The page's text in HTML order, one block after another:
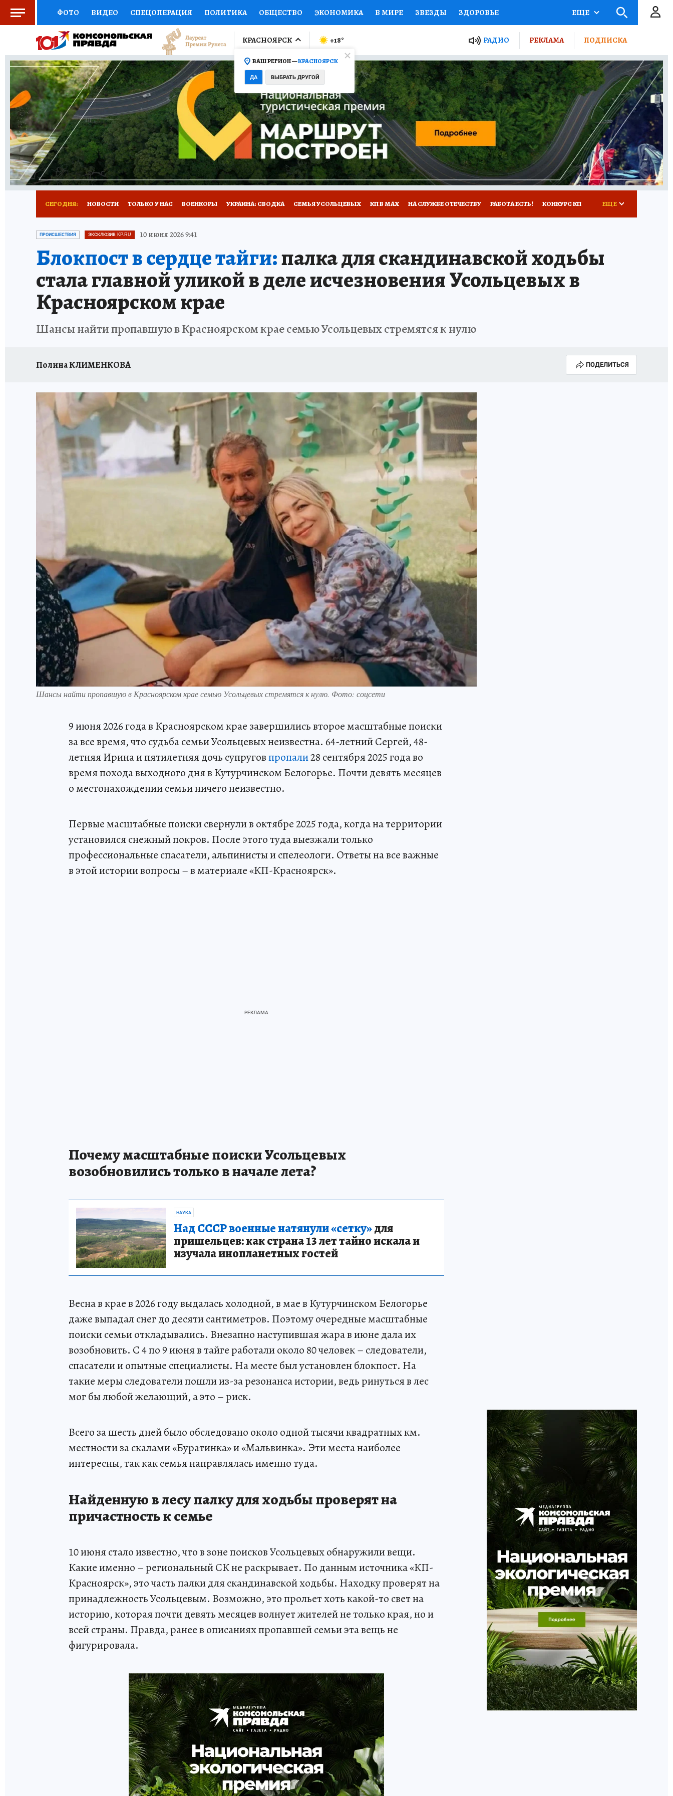
ФОТО ВИДЕО СПЕЦОПЕРАЦИЯ ПОЛИТИКА ОБЩЕСТВО ЭКОНОМИКА В МИРЕ ЗВЕЗДЫ ЗДОРОВЬЕ
СОЦПОДДЕРЖКА НАУКА СПОРТ КОЛУМНИСТЫ ПРОИСШЕСТВИЯ НАЦИОНАЛЬНЫЕ ПРОЕКТЫ РОССИИ
ВЫБОР ЭКСПЕРТОВ ДОКТОР ФИНАНСЫ ОТКРЫВАЕМ МИР Я ЗНАЮ СЕМЬЯ ЖЕНСКИЕ СЕКРЕТЫ ПУТЕВОДИТЕЛЬ
КНИЖНАЯ ПОЛКА ПРОГНОЗЫ НА СПОРТ ПРОМОКОДЫ СЕРИАЛЫ СПЕЦПРОЕКТЫ ДЕФИЦИТ ЖЕЛЕЗА ТУРИЗМ
ПРЕСС-ЦЕНТР НЕДВИЖИМОСТЬ ТЕЛЕВИЗОР КОЛЛЕКЦИИ КОНКУРСЫ РАБОТА У НАС ГИД ПОТРЕБИТЕЛЯ ВСЕ О КП
РАДИО КП РЕКЛАМА ТЕСТЫ НОВОЕ НА САЙТЕ
ЕЩЕ
КРАСНОЯРСК
ВАШ РЕГИОН —КРАСНОЯРСК
ДА ВЫБРАТЬ ДРУГОЙ
+18° РАДИО РЕКЛАМА ПОДПИСКА
СЕГОДНЯ: НОВОСТИ ТОЛЬКО У НАС ВОЕНКОРЫ УКРАИНА: СВОДКА СЕМЬЯ УСОЛЬЦЕВЫХ КП В МАХ НА СЛУЖБЕ ОТЕЧЕСТВУ РАБОТА ЕСТЬ! КОНКУРС КП
ОТДЫХ В РОССИИ ЗАПОВЕДНАЯ РОССИЯ
ЕЩЕ
ПРОИСШЕСТВИЯ ЭКСКЛЮЗИВ KP.RU 10 июня 2026 9:41
Блокпост в сердце тайги:палка для скандинавской ходьбы
стала главной уликой в деле исчезновения Усольцевых в
Красноярском крае
Шансы найти пропавшую в Красноярском крае семью Усольцевых стремятся к нулю
Полина КЛИМЕНКОВА ПОДЕЛИТЬСЯ
Шансы найти пропавшую в Красноярском крае семью Усольцевых стремятся к нулю. Фото: соцсети
9 июня 2026 года в Красноярском крае завершились второе масштабные поиски
за все время, что судьба семьи Усольцевых неизвестна. 64-летний Сергей, 48-
летняя Ирина и пятилетняя дочь супруговпропали28 сентября 2025 года во
время похода выходного дня в Кутурчинском Белогорье. Почти девять месяцев
о местонахождении семьи ничего неизвестно.
Первые масштабные поиски свернули в октябре 2025 года, когда на территории
установился снежный покров. После этого туда выезжали только
профессиональные спасатели, альпинисты и спелеологи. Ответы на все важные
в этой истории вопросы – в материале «КП-Красноярск».
Почему масштабные поиски Усольцевых
возобновились только в начале лета?
НАУКА
Над СССР военные натянули «сетку»для
пришельцев: как страна 13 лет тайно искала и
изучала инопланетных гостей
Весна в крае в 2026 году выдалась холодной, в мае в Кутурчинском Белогорье
даже выпадал снег до десяти сантиметров. Поэтому очередные масштабные
поиски семьи откладывались. Внезапно наступившая жара в июне дала их
возобновить. С 4 по 9 июня в тайге работали около 80 человек – следователи,
спасатели и опытные специалисты. На месте был установлен блокпост. На
такие меры следователи пошли из-за резонанса истории, ведь ринуться в лес
мог бы любой желающий, а это – риск.
Всего за шесть дней было обследовано около одной тысячи квадратных км.
местности за скалами «Буратинка» и «Мальвинка». Эти места наиболее
интересны, так как семья направлялась именно туда.
Найденную в лесу палку для ходьбы проверят на
причастность к семье
10 июня стало известно, что в зоне поисков Усольцевых обнаружили вещи.
Какие именно – региональный СК не раскрывает. По данным источника «КП-
Красноярск», это часть палки для скандинавской ходьбы. Находку проверят на
принадлежность Усольцевым. Возможно, это прольет хоть какой-то свет на
историю, которая почти девять месяцев волнует жителей не только края, но и
всей страны. Правда, ранее в описаниях пропавшей семьи эта вещь не
фигурировала.